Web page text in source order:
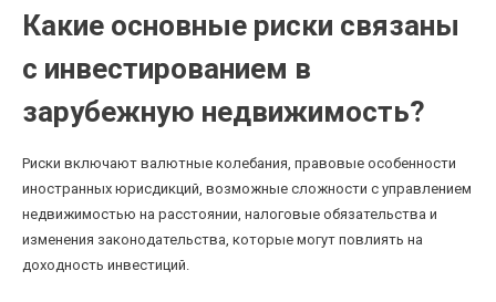
Какие основные риски связаны
с инвестированием в
зарубежную недвижимость?
Риски включают валютные колебания, правовые особенности
иностранных юрисдикций, возможные сложности с управлением
недвижимостью на расстоянии, налоговые обязательства и
изменения законодательства, которые могут повлиять на
доходность инвестиций.